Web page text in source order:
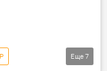
Еще 7